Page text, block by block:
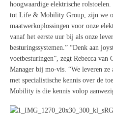
hoogwaardige elektrische rolstoelen.
tot Life & Mobility Group, zijn we
maatwerkoplossingen voor onze
vanaf het eerste uur bij als onze
besturingssystemen.” “Denk aan
voetbesturingen”, zegt Rebecca van
Manager bij mo-vis. “We leveren ze
met specialistische kennis over de
Mobility is die kennis volop